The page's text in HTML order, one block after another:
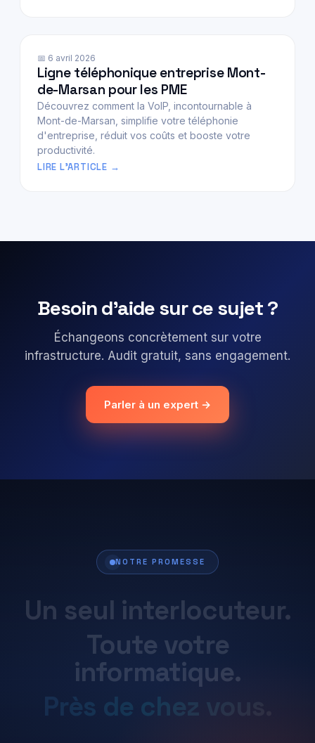
📅 6 avril 2026
Ligne téléphonique entreprise Mont-
de-Marsan pour les PME
Découvrez comment la VoIP, incontournable à
Mont-de-Marsan, simplifie votre téléphonie
d'entreprise, réduit vos coûts et booste votre
productivité.
LIRE L'ARTICLE
Besoin d'aide sur ce sujet ?
Échangeons concrètement sur votre
infrastructure. Audit gratuit, sans engagement.
Parler à un expert →
NOTRE PROMESSE
Un seul interlocuteur.
Toute votre
informatique.
Près de chez